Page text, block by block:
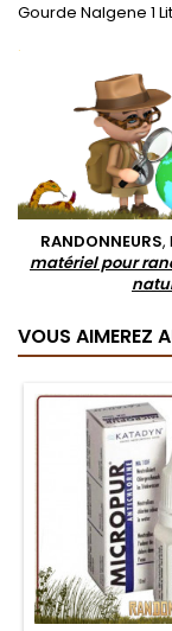
Gourde Nalgene 1
.
RANDONNEURS,
matériel pour
VOUS AIMEREZ